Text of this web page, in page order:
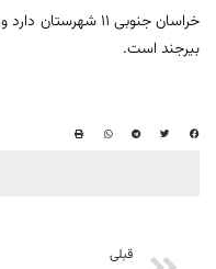
بیرجند است.
قبلی